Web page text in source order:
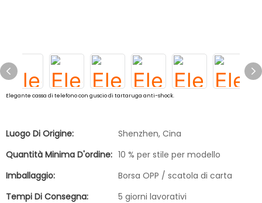
Elegante cassa di telefono con guscio di tartaruga anti-shock.
Luogo Di Origine:
Shenzhen, Cina
Quantità Minima D'ordine: 10 % per stile per modello
Imballaggio:
Borsa OPP / scatola di carta
Tempi Di Consegna:
5 giorni lavorativi